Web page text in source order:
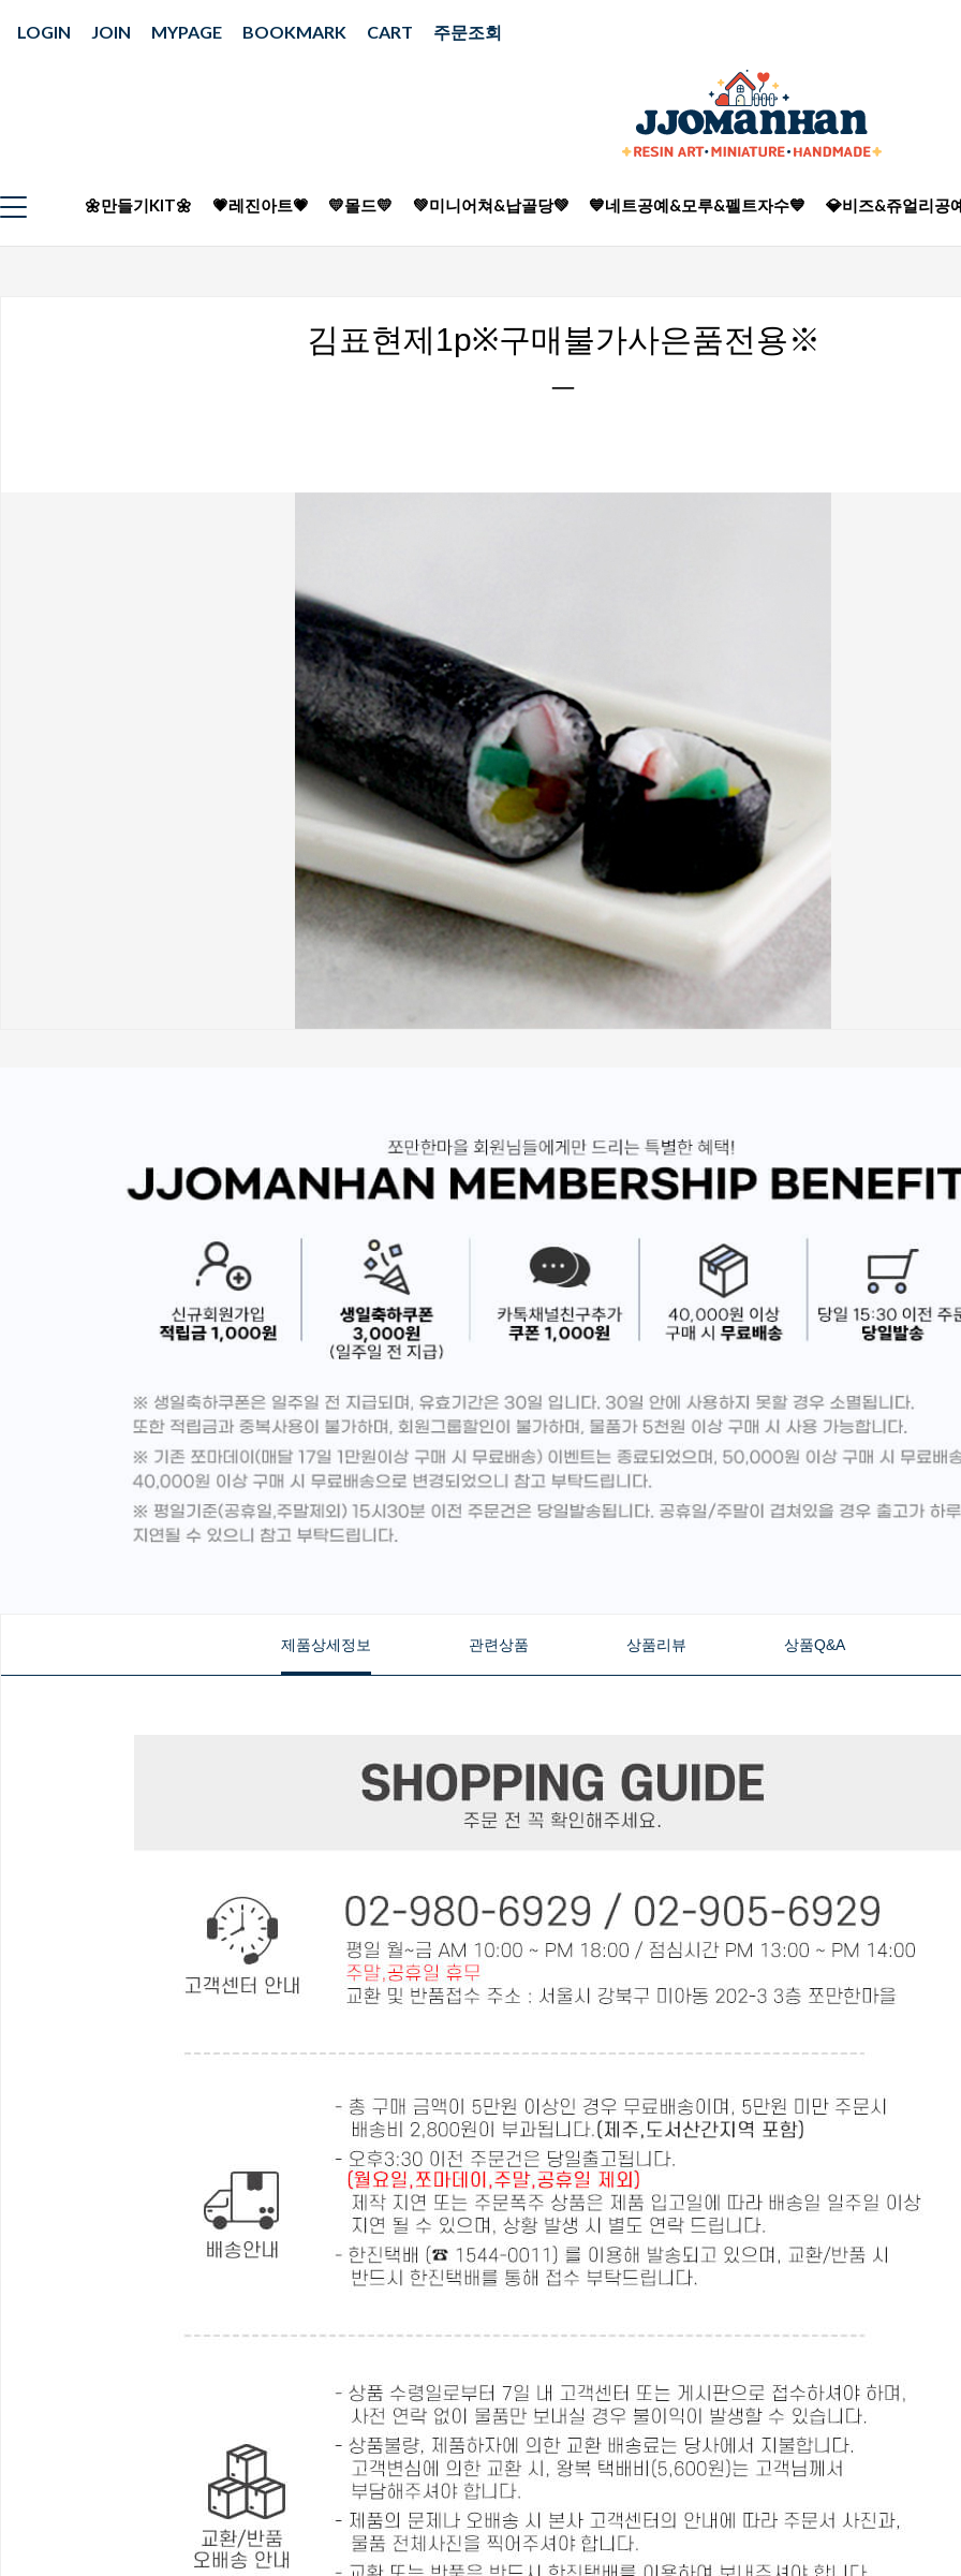
LOGIN JOIN MYPAGE BOOKMARK CART 주문조회
🌼만들기KIT🌼 💗레진아트💗 💛몰드💛 💚미니어쳐&납골당💚 💙네트공예&모루&펠트자수💙 💎비즈&쥬얼리공
김표현제1p※구매불가사은품전용※
ㅡ
제품상세정보 관련상품 상품리뷰 상품Q&A